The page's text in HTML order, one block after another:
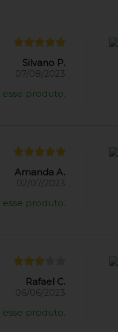
Silvano P.
07/08/2023
produto.
Amanda A.
02/07/2023
produto.
Rafael C.
06/06/2023
produto.